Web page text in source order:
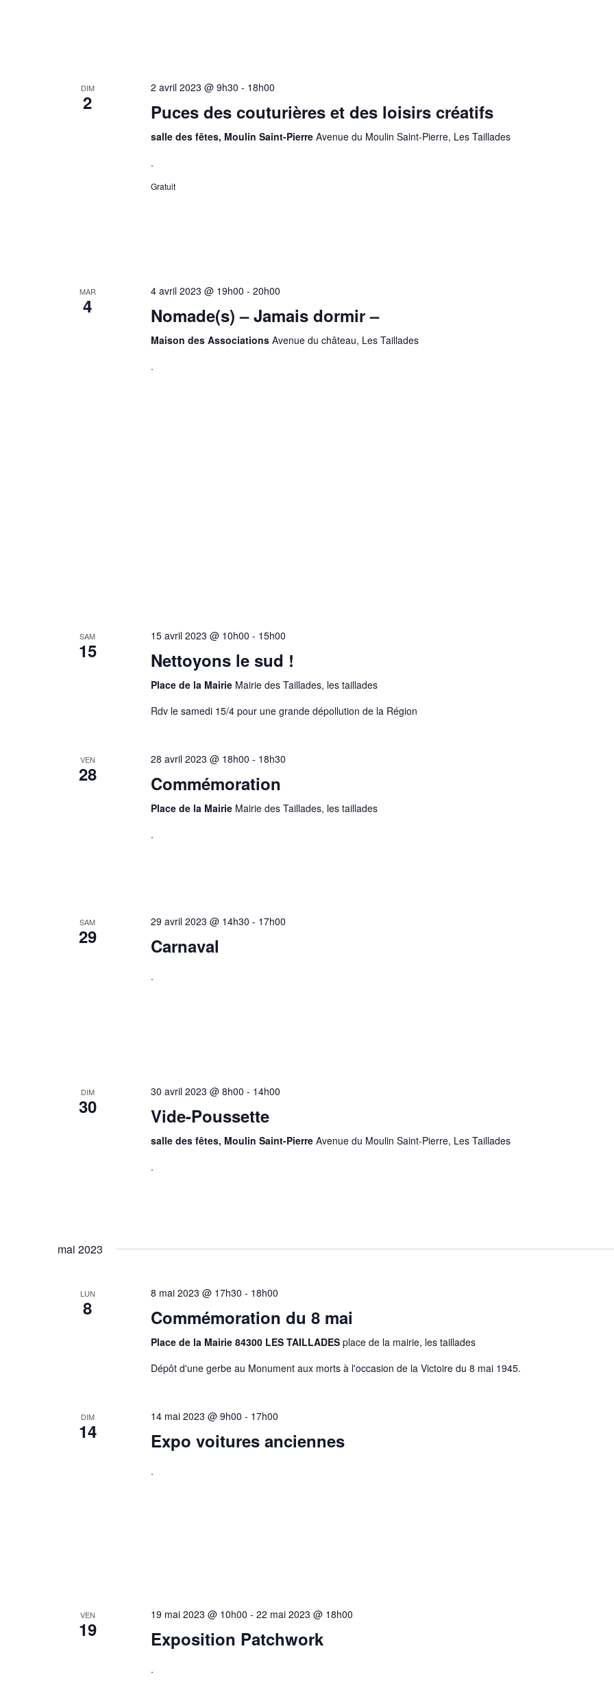
DIM
2
2 avril 2023 @ 9h30 - 18h00
Puces des couturières et des loisirs créatifs
salle des fêtes, Moulin Saint-Pierre Avenue du Moulin Saint-Pierre, Les Taillades
.
Gratuit
MAR
4
4 avril 2023 @ 19h00 - 20h00
Nomade(s) – Jamais dormir –
Maison des Associations Avenue du château, Les Taillades
.
SAM
15
15 avril 2023 @ 10h00 - 15h00
Nettoyons le sud !
Place de la Mairie Mairie des Taillades, les taillades
Rdv le samedi 15/4 pour une grande dépollution de la Région
VEN
28
28 avril 2023 @ 18h00 - 18h30
Commémoration
Place de la Mairie Mairie des Taillades, les taillades
.
SAM
29
29 avril 2023 @ 14h30 - 17h00
Carnaval
.
DIM
30
30 avril 2023 @ 8h00 - 14h00
Vide-Poussette
salle des fêtes, Moulin Saint-Pierre Avenue du Moulin Saint-Pierre, Les Taillades
.
mai 2023
LUN
8
8 mai 2023 @ 17h30 - 18h00
Commémoration du 8 mai
Place de la Mairie 84300 LES TAILLADES place de la mairie, les taillades
Dépôt d'une gerbe au Monument aux morts à l'occasion de la Victoire du 8 mai 1945.
DIM
14
14 mai 2023 @ 9h00 - 17h00
Expo voitures anciennes
.
VEN
19
19 mai 2023 @ 10h00 - 22 mai 2023 @ 18h00
Exposition Patchwork
.